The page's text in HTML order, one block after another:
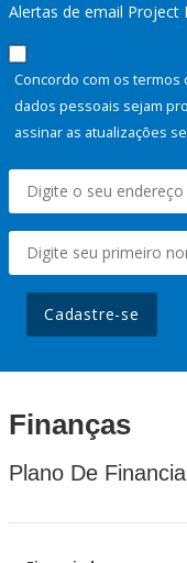
Alertas de email Project
Concordo com os termos
dados pessoais sejam
assinar as atualizações
Cadastre-se
Finanças
Plano De